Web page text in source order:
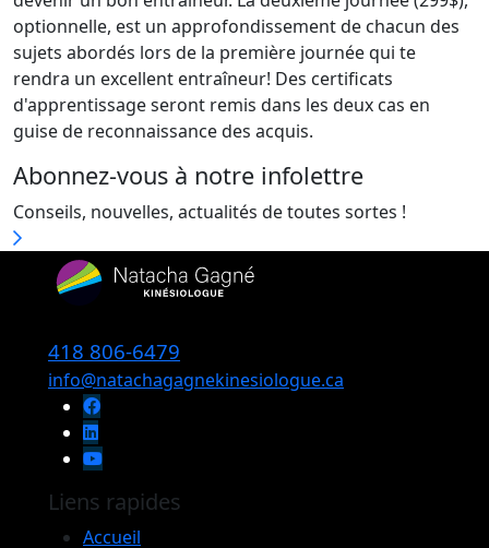
optionnelle, est un approfondissement de chacun des
sujets abordés lors de la première journée qui te
rendra un excellent entraîneur! Des certificats
d'apprentissage seront remis dans les deux cas en
guise de reconnaissance des acquis.
Abonnez-vous à notre infolettre
Conseils, nouvelles, actualités de toutes sortes !
418 806-6479
info@natachagagnekinesiologue.ca
Liens rapides
Accueil